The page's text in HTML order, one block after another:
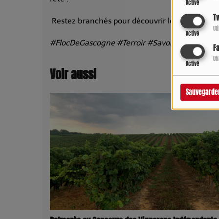
Activé
Activé
Activé
Restez branchés pour découvrir les futurs
#FlocDeGascogne #Terroir #SavoirFaire
Voir aussi